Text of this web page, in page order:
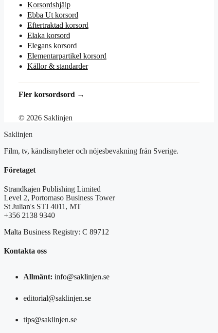
Korsordshjälp
Ebba Ut korsord
Eftertraktad korsord
Elaka korsord
Elegans korsord
Elementarpartikel korsord
Källor & standarder
Fler korsordsord →
© 2026 Saklinjen
Saklinjen
Film, tv, kändisnyheter och nöjesbevakning från Sverige.
Företaget
Strandkajen Publishing Limited
Level 2, Portomaso Business Tower
St Julian's STJ 4011, MT
+356 2138 9340
Malta Business Registry: C 89712
Kontakta oss
Allmänt: info@saklinjen.se
editorial@saklinjen.se
tips@saklinjen.se